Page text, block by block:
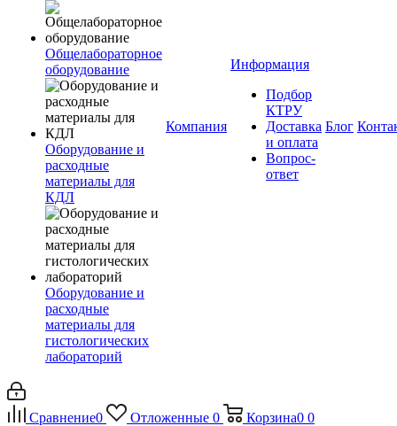
Общелабораторное
оборудование
Оборудование и
расходные
материалы для
КДЛ
Оборудование и
расходные
материалы для
гистологических
лабораторий
Компания
Информация
Подбор
КТРУ
Доставка
и оплата
Вопрос-
ответ
Блог
Сравнение0 Отложенные 0 Корзина0 0